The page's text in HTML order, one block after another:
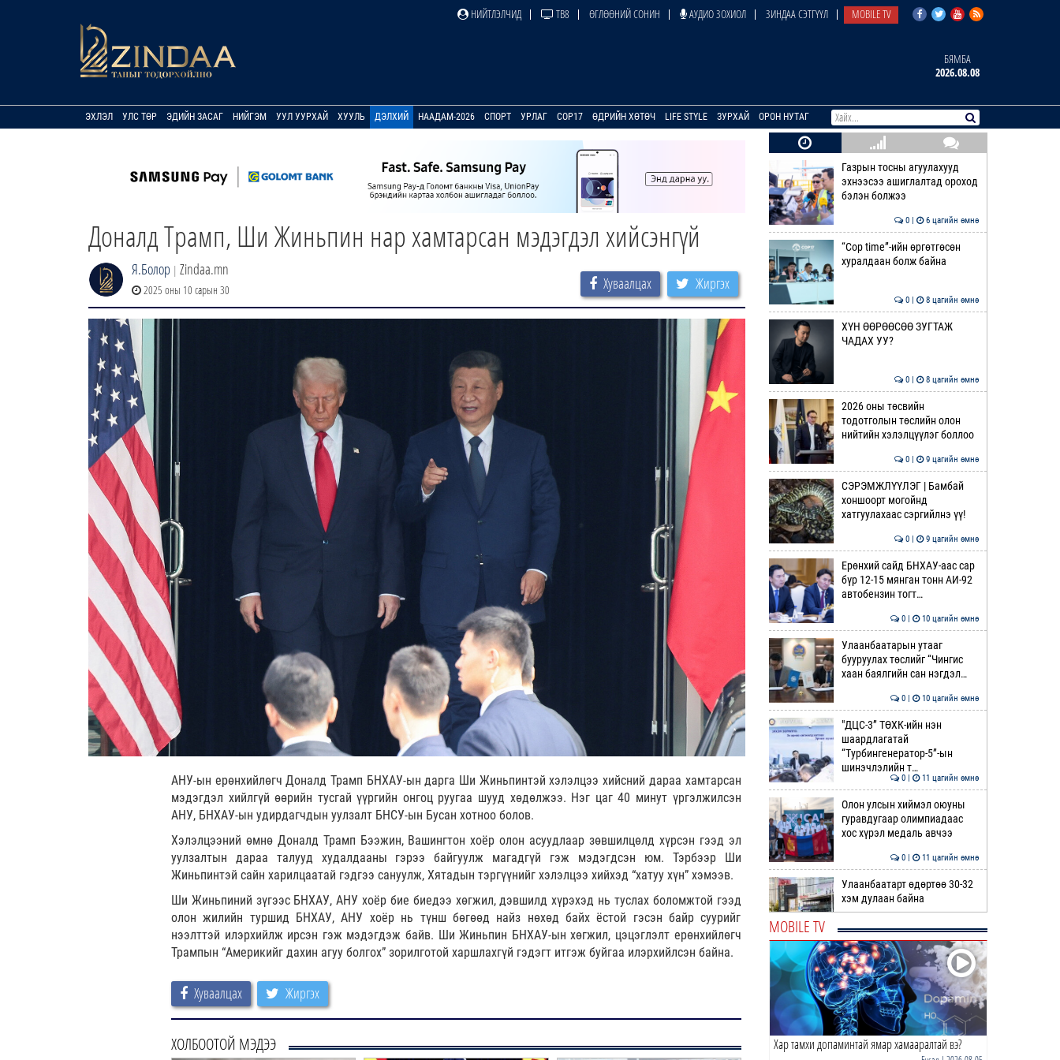
НИЙТЛЭЛЧИД ТВ8 ӨГЛӨӨНИЙ СОНИН АУДИО ЗОХИОЛ ЗИНДАА СЭТГҮҮЛ MOBILE TV
БЯМБА
2026.08.08
ЭХЛЭЛ УЛС ТӨР ЭДИЙН ЗАСАГ НИЙГЭМ УУЛ УУРХАЙ ХУУЛЬ ДЭЛХИЙ НААДАМ-2026 СПОРТ УРЛАГ COP17 ӨДРИЙН ХӨТӨЧ LIFE STYLE ЗУРХАЙ ОРОН НУТАГ
Доналд Трамп, Ши Жиньпин нар хамтарсан мэдэгдэл хийсэнгүй
Я.Болор | Zindaa.mn
2025 оны 10 сарын 30 Хуваалцах Жиргэх
АНУ-ын ерөнхийлөгч Доналд Трамп БНХАУ-ын дарга Ши Жиньпинтэй хэлэлцээ хийсний дараа хамтарсан
мэдэгдэл хийлгүй өөрийн тусгай үүргийн онгоц руугаа шууд хөдөлжээ. Нэг цаг 40 минут үргэлжилсэн
АНУ, БНХАУ-ын удирдагчдын уулзалт БНСУ-ын Бусан хотноо болов.
Хэлэлцээний өмнө Доналд Трамп Бээжин, Вашингтон хоёр олон асуудлаар зөвшилцөлд хүрсэн гээд эл
уулзалтын дараа талууд худалдааны гэрээ байгуулж магадгүй гэж мэдэгдсэн юм. Тэрбээр Ши
Жиньпинтэй сайн харилцаатай гэдгээ сануулж, Хятадын тэргүүнийг хэлэлцээ хийхэд “хатуу хүн” хэмээв.
Ши Жиньпиний зүгээс БНХАУ, АНУ хоёр бие биедээ хөгжил, дэвшилд хүрэхэд нь туслах боломжтой гээд
олон жилийн туршид БНХАУ, АНУ хоёр нь түнш бөгөөд найз нөхөд байх ёстой гэсэн байр суурийг
нээлттэй илэрхийлж ирсэн гэж мэдэгдэж байв. Ши Жиньпин БНХАУ-ын хөгжил, цэцэглэлт ерөнхийлөгч
Трампын “Америкийг дахин агуу болгох” зорилготой харшлахгүй гэдэгт итгэж буйгаа илэрхийлсэн байна.
Хуваалцах Жиргэх
ХОЛБООТОЙ МЭДЭЭ
Газрын тосны агуулахууд
эхнээсээ ашиглалтад ороход
бэлэн болжээ
0 | 6 цагийн өмнө
“Cop time”-ийн өргөтгөсөн
хуралдаан болж байна
0 | 8 цагийн өмнө
ХҮН ӨӨРӨӨСӨӨ ЗУГТАЖ
ЧАДАХ УУ?
0 | 8 цагийн өмнө
2026 оны төсвийн
тодотголын төслийн олон
нийтийн хэлэлцүүлэг боллоо
0 | 9 цагийн өмнө
СЭРЭМЖЛҮҮЛЭГ | Бамбай
хоншоорт могойнд
хатгуулахаас сэргийлнэ үү!
0 | 9 цагийн өмнө
Ерөнхий сайд БНХАУ-аас сар
бүр 12-15 мянган тонн АИ-92
автобензин тогт…
0 | 10 цагийн өмнө
Улаанбаатарын утааг
бууруулах төслийг “Чингис
хаан баялгийн сан нэгдэл…
0 | 10 цагийн өмнө
"ДЦС-3” ТӨХК-ийн нэн
шаардлагатай
“Турбингенератор-5”-ын
шинэчлэлийн т…
0 | 11 цагийн өмнө
Олон улсын хиймэл оюуны
гуравдугаар олимпиадаас
хос хүрэл медаль авчээ
0 | 11 цагийн өмнө
Улаанбаатарт өдөртөө 30-32
хэм дулаан байна
ДОРНЫН ЗУРХАЙ | Морь,
нохой жилтнээ аливаа үйлийг
хийхэд эерэг сайн
0 | 12 цагийн өмнө
ӨГЛӨӨНИЙ МЭНД!
MOBILE TV
Хар тамхи допаминтай ямар хамааралтай вэ?